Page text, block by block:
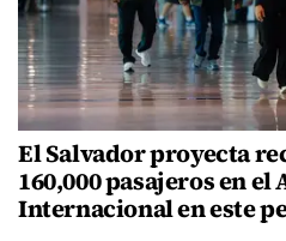
El Salvador proyecta
160,000 pasajeros en
Internacional en este